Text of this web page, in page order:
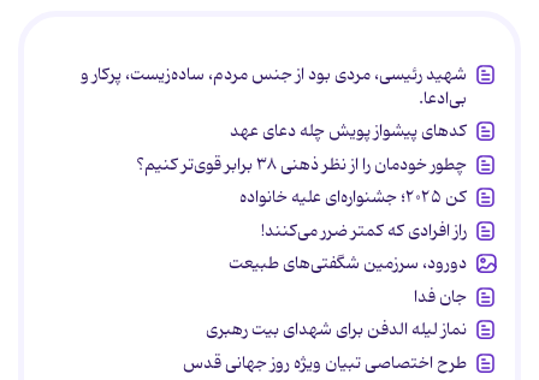
شهید رئیسی، مردی بود از جنس مردم، ساده‌زیست، پرکار و
بی‌ادعا.
کدهای پیشواز پویش چله دعای عهد
چطور خودمان را از نظر ذهنی ۳۸ برابر قوی‌تر کنیم؟
کن ۲۰۲۵؛ جشنواره‌ای علیه خانواده
راز افرادی که کمتر ضرر می‌کنند!
دورود، سرزمین شگفتی‌های طبیعت
جان فدا
نماز لیله الدفن برای شهدای بیت رهبری
طرح اختصاصی تبیان ویژه روز جهانی قدس